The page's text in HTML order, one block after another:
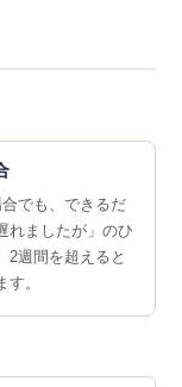
でも、できるだ
れましたが」のひ
2週間を超えると
。